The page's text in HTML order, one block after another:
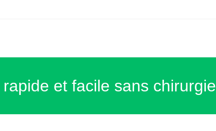
et facile sans chirurgie